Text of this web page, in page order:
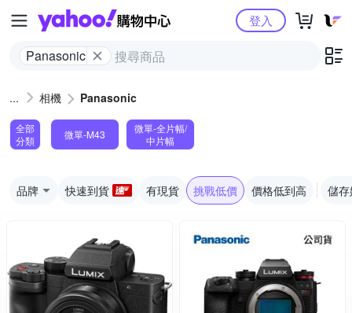
Yahoo購物中心
Panasonic
登入
相機 Panasonic
全部
分類
微單-M43
微單-全片幅/
中片幅
品牌 快速到貨 有現貨 挑戰低價 價格低到高 儲